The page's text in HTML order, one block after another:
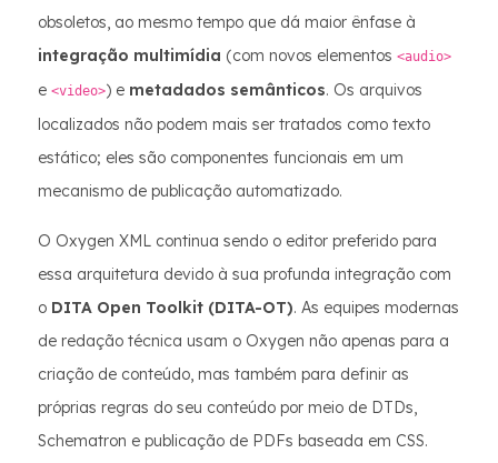
obsoletos, ao mesmo tempo que dá maior ênfase à
integração multimídia (com novos elementos <audio>
e <video>) e metadados semânticos. Os arquivos
localizados não podem mais ser tratados como texto
estático; eles são componentes funcionais em um
mecanismo de publicação automatizado.
O Oxygen XML continua sendo o editor preferido para
essa arquitetura devido à sua profunda integração com
o DITA Open Toolkit (DITA-OT). As equipes modernas
de redação técnica usam o Oxygen não apenas para a
criação de conteúdo, mas também para definir as
próprias regras do seu conteúdo por meio de DTDs,
Schematron e publicação de PDFs baseada em CSS.